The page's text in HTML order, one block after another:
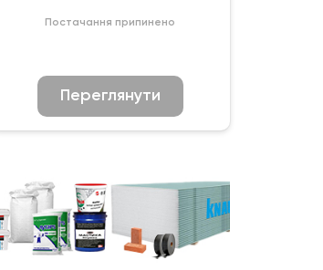
Постачання припинено
Переглянути